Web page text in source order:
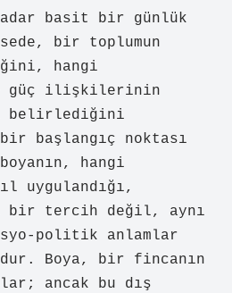
basit bir günlük
bir toplumun
hangi
güç ilişkilerinin
belirlediğini
başlangıç noktası
hangi
uygulandığı,
bir tercih değil, aynı
politik anlamlar
Boya, bir fincanın
ancak bu dış